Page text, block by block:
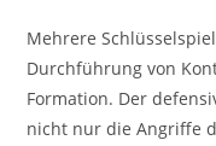
Mehrere
Durchführung von
Formation. Der
nicht nur die Angriffe